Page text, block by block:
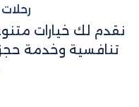
نقدم لك خيارات
تنافسية وخدمة